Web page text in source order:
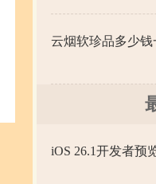
云烟软珍品多少钱
iOS 26.1开发者预